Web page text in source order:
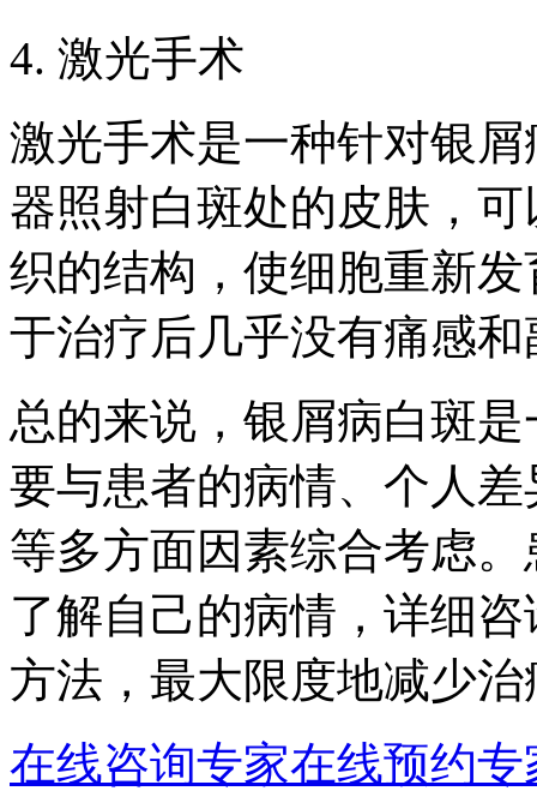
4. 激光手术
激光手术是一种针对银
器照射白斑处的皮肤，
织的结构，使细胞重新
于治疗后几乎没有痛感
总的来说，银屑病白斑
要与患者的病情、个人
等多方面因素综合考虑
了解自己的病情，详细
方法，最大限度地减少
在线咨询专家在线预约专